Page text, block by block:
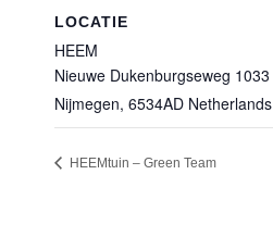
LOCATIE
HEEM
Nieuwe Dukenburgseweg 1033
Nijmegen, 6534AD Netherlands
HEEMtuin – Green Team